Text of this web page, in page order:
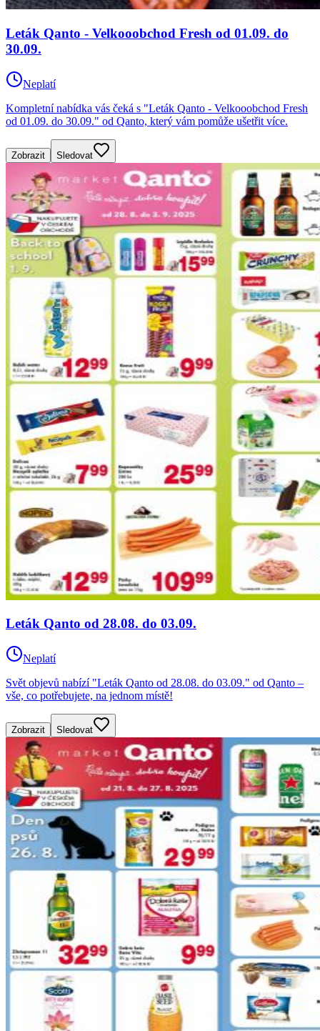
Leták Qanto - Velkooobchod Fresh od 01.09. do
30.09.
Neplatí
Kompletní nabídka vás čeká s "Leták Qanto - Velkooobchod Fresh
od 01.09. do 30.09." od Qanto, který vám pomůže ušetřit více.
Zobrazit Sledovat
Leták Qanto od 28.08. do 03.09.
Neplatí
Svět objevů nabízí "Leták Qanto od 28.08. do 03.09." od Qanto –
vše, co potřebujete, na jednom místě!
Zobrazit Sledovat